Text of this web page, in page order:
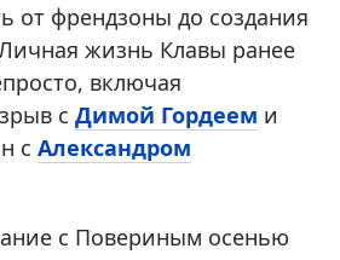
от френдзоны до создания
жизнь Клавы ранее
включая
с Димой Гордеем и
с Александром
с Повериным осенью